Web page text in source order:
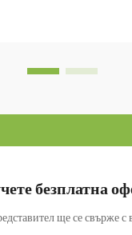
безплатна
ще се свърже с